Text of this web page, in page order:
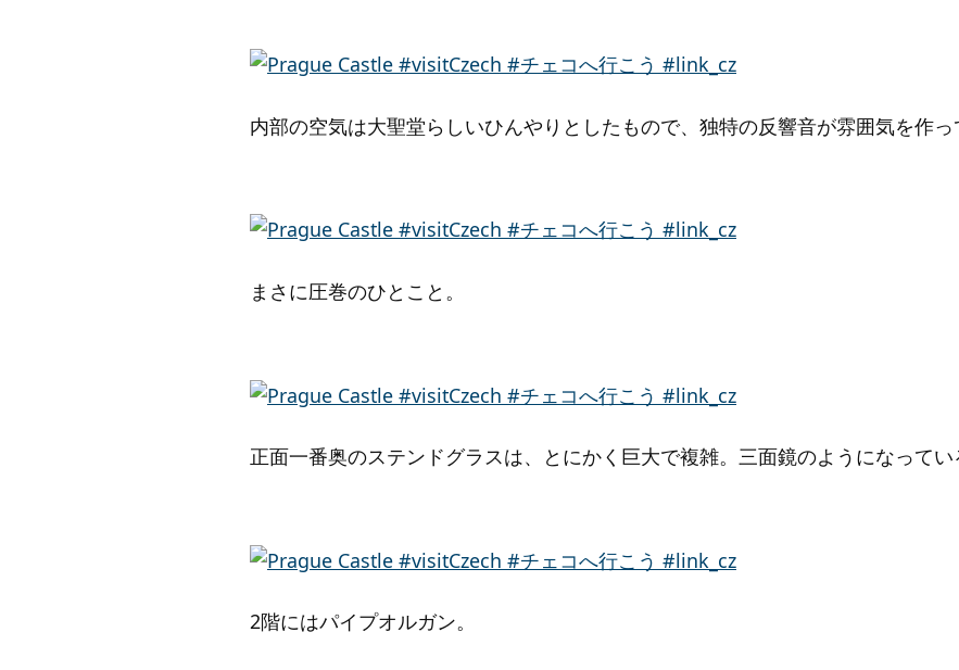
内部の空気は大聖堂らしいひんやりとしたもので、独特の反響音が雰囲気を作っ
まさに圧巻のひとこと。
正面一番奥のステンドグラスは、とにかく巨大で複雑。三面鏡のようになってい
2階にはパイプオルガン。